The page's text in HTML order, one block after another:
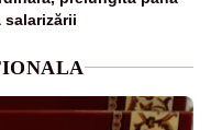
salarizării